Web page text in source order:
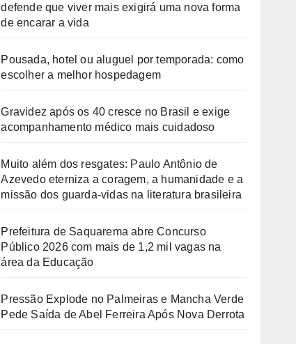
defende que viver mais exigirá uma nova forma
de encarar a vida
Pousada, hotel ou aluguel por temporada: como
escolher a melhor hospedagem
Gravidez após os 40 cresce no Brasil e exige
acompanhamento médico mais cuidadoso
Muito além dos resgates: Paulo Antônio de
Azevedo eterniza a coragem, a humanidade e a
missão dos guarda-vidas na literatura brasileira
Prefeitura de Saquarema abre Concurso
Público 2026 com mais de 1,2 mil vagas na
área da Educação
Pressão Explode no Palmeiras e Mancha Verde
Pede Saída de Abel Ferreira Após Nova Derrota